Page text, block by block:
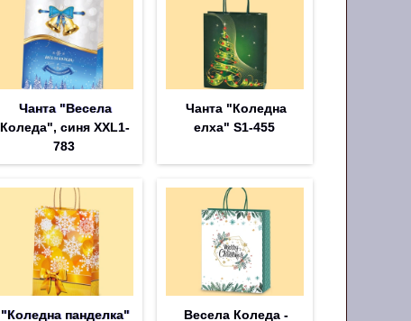
Чанта "Весела
Коледа", синя XXL1-
783
Чанта "Коледна
елха" S1-455
"Коледна панделка" Весела Коледа -